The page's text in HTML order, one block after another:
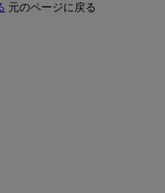
元のページに戻る